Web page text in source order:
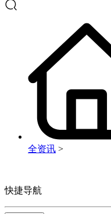
全资讯 >
快捷导航